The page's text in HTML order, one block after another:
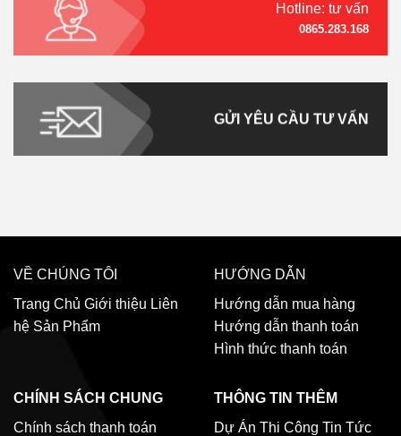
Hotline: tư vấn
0865.283.168
GỬI YÊU CẦU TƯ VẤN
VỀ CHÚNG TÔI
Trang Chủ Giới thiệu Liên
hệ Sản Phẩm
HƯỚNG DẪN
Hướng dẫn mua hàng
Hướng dẫn thanh toán
Hình thức thanh toán
CHÍNH SÁCH CHUNG
Chính sách thanh toán
THÔNG TIN THÊM
Dự Án Thi Công Tin Tức